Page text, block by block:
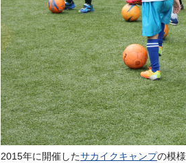
2015年に開催したサカイクキャンプの模様